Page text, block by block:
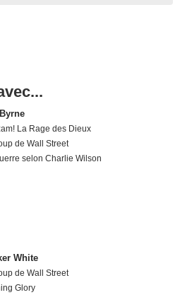
La Rage des Dieux
de Wall Street
selon Charlie Wilson
White
de Wall Street
Glory